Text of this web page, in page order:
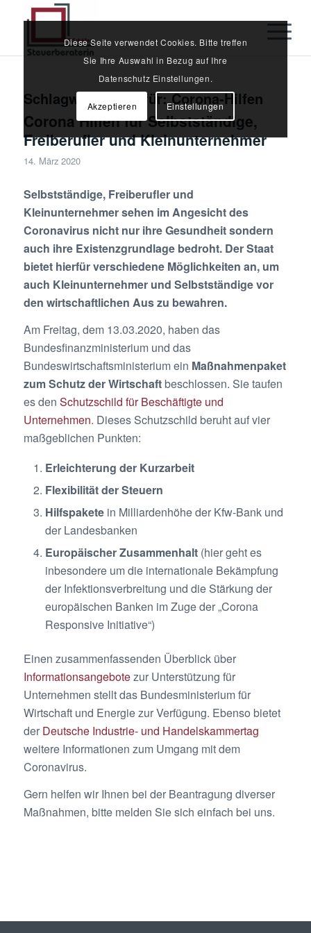
Schlagwortarchiv für:Corona-Hilfen
Corona Hilfen für Selbstständige,
Freiberufler und Kleinunternehmer
14. März 2020
Selbstständige, Freiberufler und
Kleinunternehmer sehen im Angesicht des
Coronavirus nicht nur ihre Gesundheit sondern
auch ihre Existenzgrundlage bedroht. Der Staat
bietet hierfür verschiedene Möglichkeiten an, um
auch Kleinunternehmer und Selbstständige vor
den wirtschaftlichen Aus zu bewahren.
Am Freitag, dem 13.03.2020, haben das
Bundesfinanzministerium und das
Bundeswirtschaftsministerium ein Maßnahmenpaket
zum Schutz der Wirtschaftbeschlossen. Sie taufen
es den Schutzschild für Beschäftigte und
Unternehmen. Dieses Schutzschild beruht auf vier
maßgeblichen Punkten:
Erleichterung der Kurzarbeit
Flexibilität der Steuern
Hilfspaketein Milliardenhöhe der Kfw-Bank und
der Landesbanken
Europäischer Zusammenhalt (hier geht es
inbesondere um die internationale Bekämpfung
der Infektionsverbreitung und die Stärkung der
europäischen Banken im Zuge der „Corona
Responsive Initiative“)
Einen zusammenfassenden Überblick über
Informationsangebotezur Unterstützung für
Unternehmen stellt das Bundesministerium für
Wirtschaft und Energie zur Verfügung. Ebenso bietet
der Deutsche Industrie- und Handelskammertag
weitere Informationen zum Umgang mit dem
Coronavirus.
Gern helfen wir Ihnen bei der Beantragung diverser
Maßnahmen, bitte melden Sie sich einfach bei uns.
Diese Seite verwendet Cookies. Bitte treffen
Sie Ihre Auswahl in Bezug auf Ihre
Datenschutz Einstellungen.
Akzeptieren Einstellungen